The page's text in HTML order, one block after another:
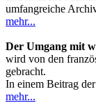
umfangreiche
mehr...
Der Umgang mit
wird von den
gebracht.
In einem Beitrag
mehr...